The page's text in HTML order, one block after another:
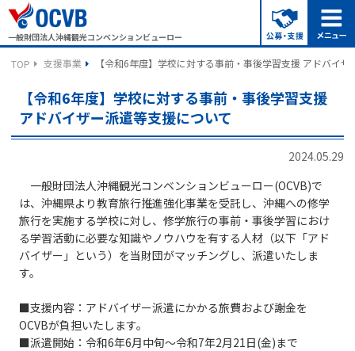
一般財団法人沖縄観光コンベンションビューロー
TOP 支援事業 【令和6年度】学校に対する事前・事後学習支援 アドバイ
【令和6年度】学校に対する事前・事後学習支援
アドバイザー派遣等支援について
2024.05.29
一般財団法人沖縄観光コンベンションビューロー(OCVB)で
は、沖縄県より教育旅行推進強化事業を受託し、沖縄への修学
旅行を実施する学校に対し、修学旅行の事前・事後学習におけ
る学習活動に必要な知識やノウハウを有する人材（以下「アド
バイザー」という）を当財団がマッチングし、派遣いたしま
す。
■支援内容：アドバイザー派遣にかかる旅費および謝金を
OCVBが負担いたします。
■派遣開始：令和6年6月中旬～令和7年2月21日(金)まで